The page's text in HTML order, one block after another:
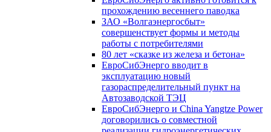
прохождению весеннего паводка
ЗАО «Волгаэнергосбыт»
совершенствует формы и методы
работы с потребителями
80 лет «сказке из железа и бетона»
ЕвроСибЭнерго вводит в
эксплуатацию новый
газораспределительный пункт на
Автозаводской ТЭЦ
ЕвроСибЭнерго и China Yangtze Power
договорились о совместной